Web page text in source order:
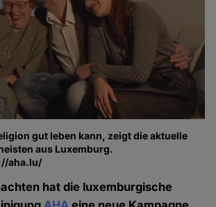
gut leben kann, zeigt die aktuelle
aus Luxemburg.
aha.lu/
hat die luxemburgische